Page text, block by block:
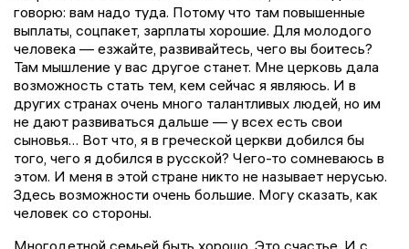
говорю: вам надо туда. Потому что там повышенные
выплаты, соцпакет, зарплаты хорошие. Для молодого
человека — езжайте, развивайтесь, чего вы боитесь?
Там мышление у вас другое станет. Мне церковь дала
возможность стать тем, кем сейчас я являюсь. И в
других странах очень много талантливых людей, но им
не дают развиваться дальше — у всех есть свои
сыновья… Вот что, я в греческой церкви добился бы
того, чего я добился в русской? Чего-то сомневаюсь в
этом. И меня в этой стране никто не называет нерусью.
Здесь возможности очень большие. Могу сказать, как
человек со стороны.
Многодетной семьей быть хорошо. Это счастье. И с